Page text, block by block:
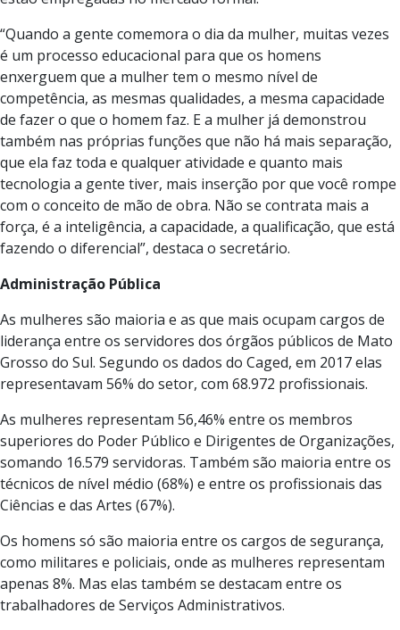
“Quando a gente comemora o dia da mulher, muitas vezes
é um processo educacional para que os homens
enxerguem que a mulher tem o mesmo nível de
competência, as mesmas qualidades, a mesma capacidade
de fazer o que o homem faz. E a mulher já demonstrou
também nas próprias funções que não há mais separação,
que ela faz toda e qualquer atividade e quanto mais
tecnologia a gente tiver, mais inserção por que você rompe
com o conceito de mão de obra. Não se contrata mais a
força, é a inteligência, a capacidade, a qualificação, que está
fazendo o diferencial”, destaca o secretário.
Administração Pública
As mulheres são maioria e as que mais ocupam cargos de
liderança entre os servidores dos órgãos públicos de Mato
Grosso do Sul. Segundo os dados do Caged, em 2017 elas
representavam 56% do setor, com 68.972 profissionais.
As mulheres representam 56,46% entre os membros
superiores do Poder Público e Dirigentes de Organizações,
somando 16.579 servidoras. Também são maioria entre os
técnicos de nível médio (68%) e entre os profissionais das
Ciências e das Artes (67%).
Os homens só são maioria entre os cargos de segurança,
como militares e policiais, onde as mulheres representam
apenas 8%. Mas elas também se destacam entre os
trabalhadores de Serviços Administrativos.